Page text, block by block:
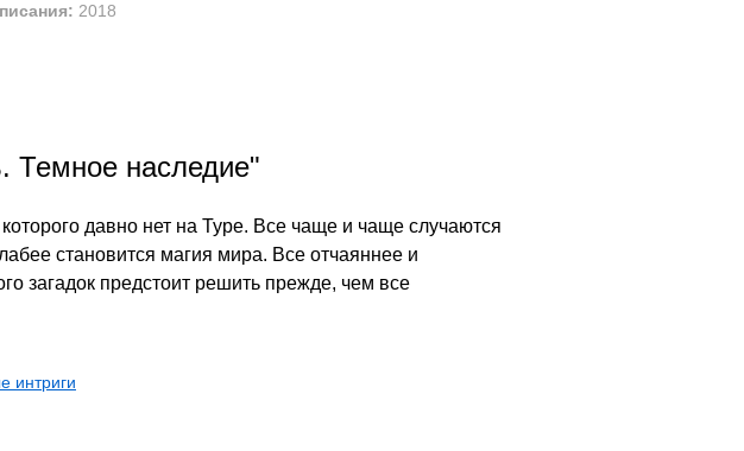
2018
Темное наследие"
давно нет на Туре. Все чаще и чаще случаются
становится магия мира. Все отчаяннее и
загадок предстоит решить прежде, чем все
интриги